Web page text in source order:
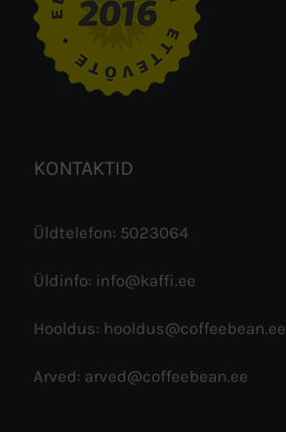
KONTAKTID
Üldtelefon: 5023064
Üldinfo: info@kaffi.ee
Hooldus: hooldus@coffeebean.ee
Arved: arved@coffeebean.ee